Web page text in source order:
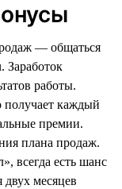
— общаться
Заработок
работы.
получает каждый
премии.
плана продаж.
всегда есть шанс
двух месяцев